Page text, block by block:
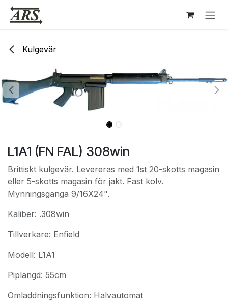
Hoppa till innehåll
Kulgevär
L1A1 (FN FAL) 308win
Brittiskt kulgevär. Levereras med 1st 20-skotts magasin
eller 5-skotts magasin för jakt. Fast kolv.
Mynningsgänga 9/16X24".
Kaliber: .308win
Tillverkare: Enfield
Modell: L1A1
Piplängd: 55cm
Omladdningsfunktion: Halvautomat